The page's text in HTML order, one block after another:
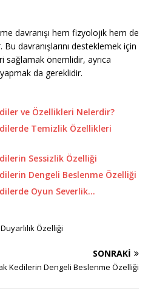
davranışı hem fizyolojik hem de
davranışlarını desteklemek için
sağlamak önemlidir, ayrıca
da gereklidir.
ve Özellikleri Nelerdir?
Temizlik Özellikleri
Sessizlik Özelliği
Dengeli Beslenme Özelliği
Oyun Severlik…
Özelliği
SONRAKI
Kedilerin Dengeli Beslenme Özelliği